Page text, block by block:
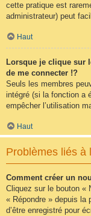
cette pratique est
administrateur) peut
Haut
Lorsque je clique sur
de me connecter !?
Seuls les membres
intégré (si la fonction a
empêcher l’utilisation
Haut
Problèmes liés à
Comment créer un
Cliquez sur le bouton «
« Répondre » depuis la
d’être enregistré pour